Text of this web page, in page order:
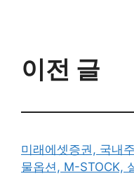
이전 글
미래에셋증권, 국내
물옵션, M-STOCK,